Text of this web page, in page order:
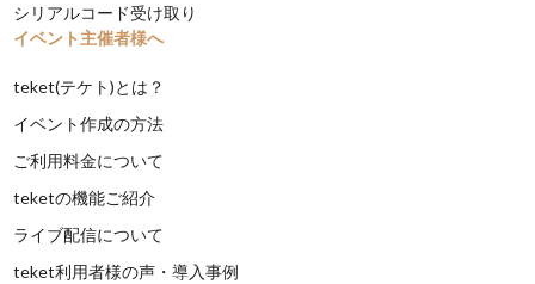
シリアルコード受け取り
イベント主催者様へ
teket(テケト)とは？
イベント作成の方法
ご利用料金について
teketの機能ご紹介
ライブ配信について
teket利用者様の声・導入事例